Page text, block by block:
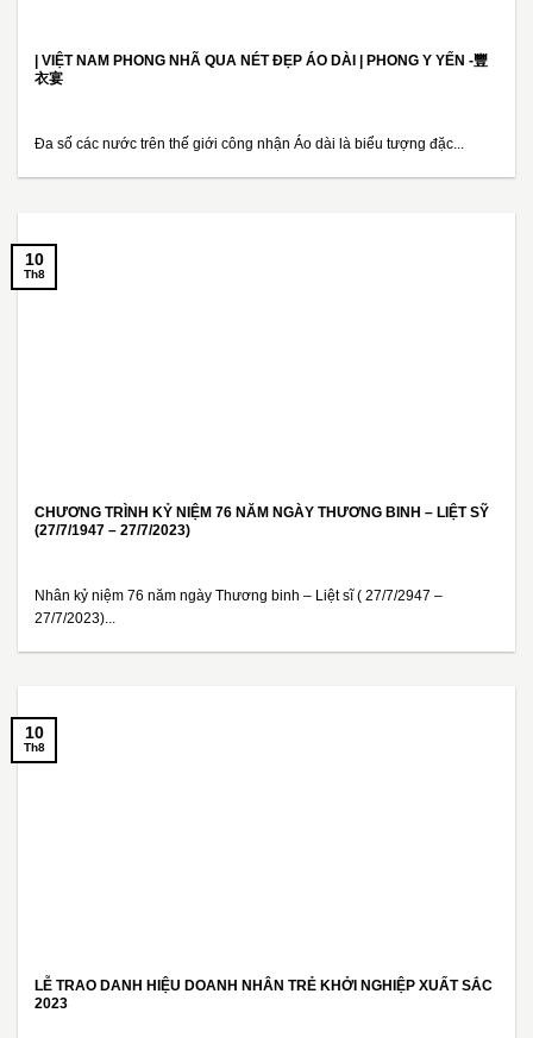
| VIỆT NAM PHONG NHÃ QUA NÉT ĐẸP ÁO DÀI | PHONG Y YẾN -豐
衣宴
Đa số các nước trên thế giới công nhận Áo dài là biểu tượng đặc...
CHƯƠNG TRÌNH KỶ NIỆM 76 NĂM NGÀY THƯƠNG BINH – LIỆT SỸ
(27/7/1947 – 27/7/2023)
Nhân kỷ niệm 76 năm ngày Thương binh – Liệt sĩ ( 27/7/2947 –
27/7/2023)...
10
Th8
LỄ TRAO DANH HIỆU DOANH NHÂN TRẺ KHỞI NGHIỆP XUẤT SẮC
2023
10
Th8